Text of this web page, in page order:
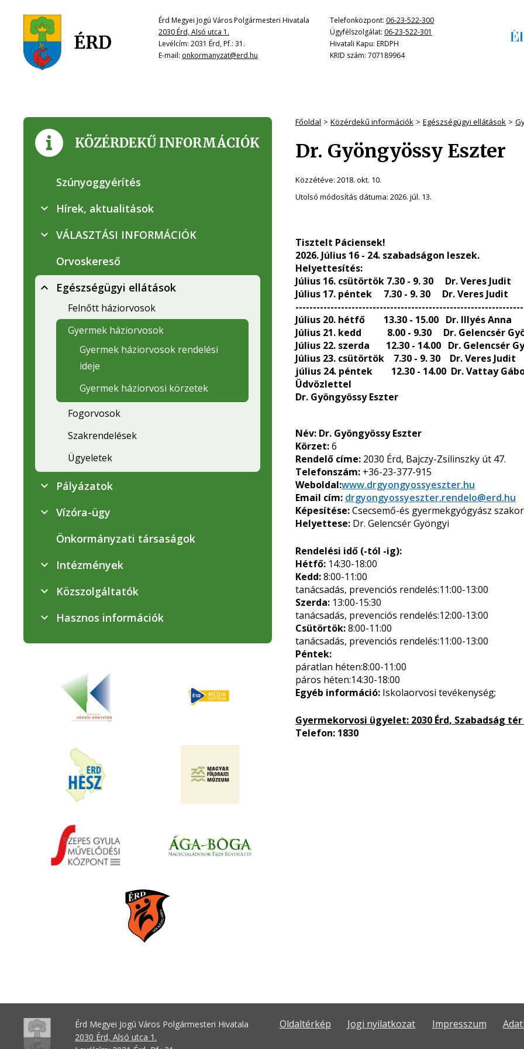
Érd Megyei Jogú Város Polgármesteri Hivatala
2030 Érd, Alsó utca 1.
Levélcím: 2031 Érd, Pf.: 31.
E-mail: onkormanyzat@erd.hu
Telefonközpont: 06-23-522-300
Ügyfélszolgálat: 06-23-522-301
Hivatali Kapu: ERDPH
KRID szám: 707189964
Főoldal Közérdekű információk Egészségügyi ellátások
Dr. Gyöngyössy Eszter
Közzétéve: 2018. okt. 10.
Utolsó módosítás dátuma: 2026. júl. 13.
Tisztelt Páciensek!
2026. Július 16 - 24. szabadságon leszek.
Helyettesítés:
Július 16. csütörtök 7.30 - 9. 30 Dr. Veres Judit
Július 17. péntek 7.30 - 9. 30 Dr. Veres Judit
Július 20. hétfő 13.30 - 15.00 Dr. Illyés Anna
Július 21. kedd 8.00 - 9.30 Dr. Gelencsér
Július 22. szerda 12.30 - 14.00 Dr. Gelencsér
Július 23. csütörtök 7.30 - 9. 30 Dr. Veres Judit
július 24. péntek 12.30 - 14.00 Dr. Vattay
Üdvözlettel
Dr. Gyöngyössy Eszter
Név: Dr. Gyöngyössy Eszter
Körzet:6
Rendelő címe: 2030 Érd, Bajczy-Zsilinszky út 47.
Telefonszám: +36-23-377-915
Weboldal:www.drgyongyossyeszter.hu
Email cím: drgyongyossyeszter.rendelo@erd.hu
Képesítése:Csecsemő-és gyermekgyógyász
Helyettese: Dr. Gelencsér Gyöngyi
Rendelési idő (-tól -ig):
Hétfő: 14:30-18:00
Kedd:8:00-11:00
tanácsadás, prevenciós rendelés:11:00-13:00
Szerda: 13:00-15:30
tanácsadás, prevenciós rendelés:12:00-13:00
Csütörtök:8:00-11:00
tanácsadás, prevenciós rendelés:11:00-13:00
Péntek:
páratlan héten:8:00-11:00
páros héten:14:30-18:00
Egyéb információ: Iskolaorvosi tevékenység;
Gyermekorvosi ügyelet: 2030 Érd, Szabadság tér
Telefon: 1830
KÖZÉRDEKŰ INFORMÁCIÓK
Szúnyoggyérítés
Hírek, aktualitások
VÁLASZTÁSI INFORMÁCIÓK
Orvoskereső
Egészségügyi ellátások
Felnőtt háziorvosok
Gyermek háziorvosok
Gyermek háziorvosok rendelési
ideje
Gyermek háziorvosi körzetek
Fogorvosok
Szakrendelések
Ügyeletek
Pályázatok
Vízóra-ügy
Önkormányzati társaságok
Intézmények
Közszolgáltatók
Hasznos információk
Érd Megyei Jogú Város Polgármesteri Hivatala
2030 Érd, Alsó utca 1.
Oldaltérkép Jogi nyilatkozat Impresszum